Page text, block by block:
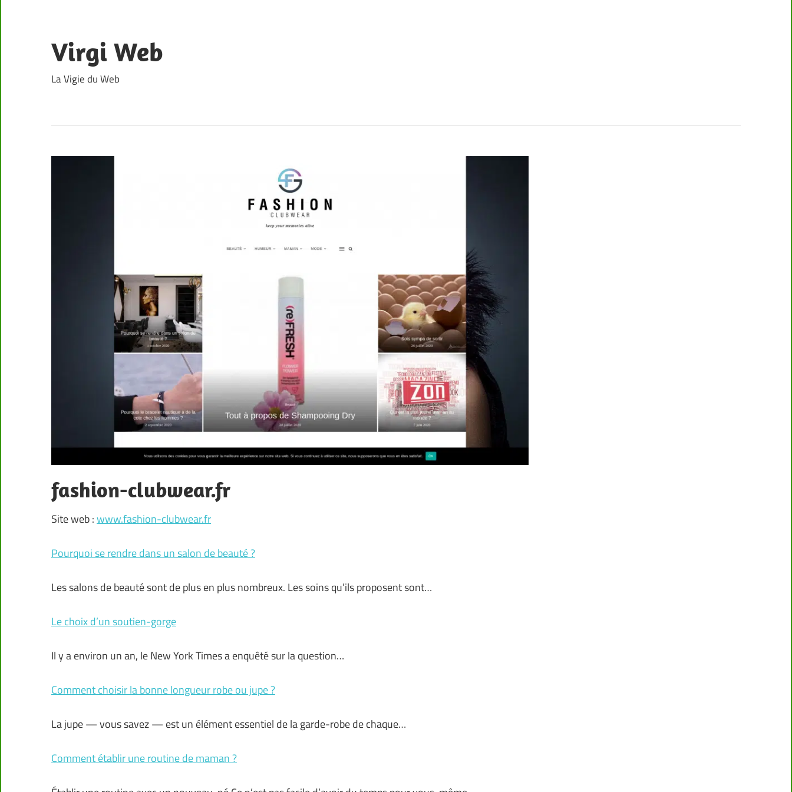
content
Virgi Web
La Vigie du Web
fashion-clubwear.fr
Site web :www.fashion-clubwear.fr
Pourquoi se rendre dans un salon de beauté ?
Les salons de beauté sont de plus en plus nombreux. Les soins qu’ils proposent sont…
Le choix d’un soutien-gorge
Il y a environ un an, le New York Times a enquêté sur la question…
Comment choisir la bonne longueur robe ou jupe ?
La jupe — vous savez — est un élément essentiel de la garde-robe de chaque…
Comment établir une routine de maman ?